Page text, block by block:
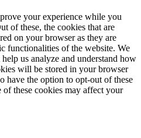
your experience while you
of these, the cookies that are
on your browser as they are
functionalities of the website. We
us analyze and understand how
will be stored in your browser
have the option to opt-out of these
these cookies may affect your